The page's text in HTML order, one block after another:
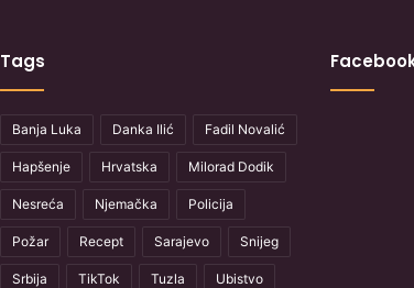
Tags
Banja Luka Danka Ilić Fadil Novalić
Hapšenje Hrvatska Milorad Dodik
Nesreća Njemačka Policija
Požar Recept Sarajevo Snijeg
Srbija TikTok Tuzla Ubistvo